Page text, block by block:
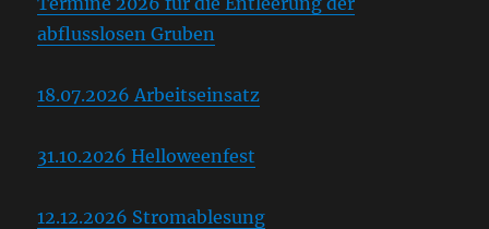
abflusslosen Gruben
18.07.2026 Arbeitseinsatz
31.10.2026 Helloweenfest
12.12.2026 Stromablesung